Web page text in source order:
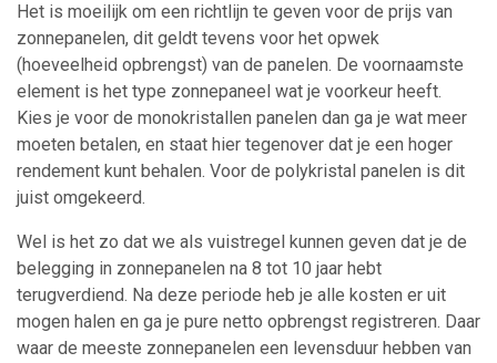
Het is moeilijk om een richtlijn te geven voor de prijs van
zonnepanelen, dit geldt tevens voor het opwek
(hoeveelheid opbrengst) van de panelen. De voornaamste
element is het type zonnepaneel wat je voorkeur heeft.
Kies je voor de monokristallen panelen dan ga je wat meer
moeten betalen, en staat hier tegenover dat je een hoger
rendement kunt behalen. Voor de polykristal panelen is dit
juist omgekeerd.
Wel is het zo dat we als vuistregel kunnen geven dat je de
belegging in zonnepanelen na 8 tot 10 jaar hebt
terugverdiend. Na deze periode heb je alle kosten er uit
mogen halen en ga je pure netto opbrengst registreren. Daar
waar de meeste zonnepanelen een levensduur hebben van